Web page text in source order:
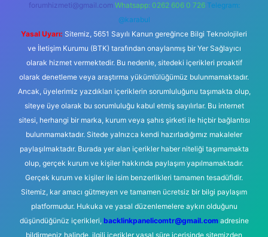
forumhizmeti@gmail.com Whatsapp: 0262 606 0 726 Telegram:
@karabul
Yasal Uyarı: Sitemiz, 5651 Sayılı Kanun gereğince Bilgi Teknolojileri
ve İletişim Kurumu (BTK) tarafından onaylanmış bir Yer Sağlayıcı
olarak hizmet vermektedir. Bu nedenle, sitedeki içerikleri proaktif
olarak denetleme veya araştırma yükümlülüğümüz bulunmamaktadır.
Ancak, üyelerimiz yazdıkları içeriklerin sorumluluğunu taşımakta olup,
siteye üye olarak bu sorumluluğu kabul etmiş sayılırlar. Bu internet
sitesi, herhangi bir marka, kurum veya şahıs şirketi ile hiçbir bağlantısı
bulunmamaktadır. Sitede yalnızca kendi hazırladığımız makaleler
paylaşılmaktadır. Burada yer alan içerikler haber niteliği taşımamakta
olup, gerçek kurum ve kişiler hakkında paylaşım yapılmamaktadır.
Gerçek kurum ve kişiler ile isim benzerlikleri tamamen tesadüfidir.
Sitemiz, kar amacı gütmeyen ve tamamen ücretsiz bir bilgi paylaşım
platformudur. Hukuka ve yasal düzenlemelere aykırı olduğunu
düşündüğünüz içerikleri, backlinkpanelicomtr@gmail.comadresine
bildirmeniz halinde, ilgili içerikler yasal süre içerisinde sitemizden